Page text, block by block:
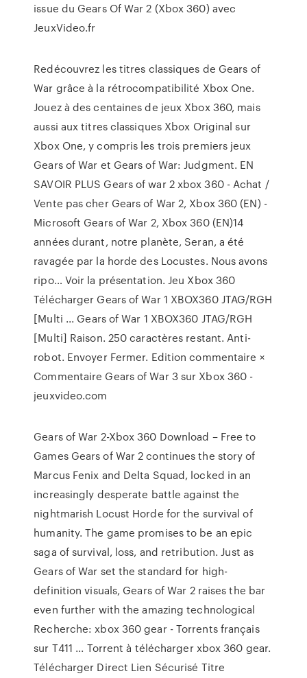
issue du Gears Of War 2 (Xbox 360) avec
JeuxVideo.fr
Redécouvrez les titres classiques de Gears of
War grâce à la rétrocompatibilité Xbox One.
Jouez à des centaines de jeux Xbox 360, mais
aussi aux titres classiques Xbox Original sur
Xbox One, y compris les trois premiers jeux
Gears of War et Gears of War: Judgment. EN
SAVOIR PLUS Gears of war 2 xbox 360 - Achat /
Vente pas cher Gears of War 2, Xbox 360 (EN) -
Microsoft Gears of War 2, Xbox 360 (EN)14
années durant, notre planète, Seran, a été
ravagée par la horde des Locustes. Nous avons
ripo… Voir la présentation. Jeu Xbox 360
Télécharger Gears of War 1 XBOX360 JTAG/RGH
[Multi ... Gears of War 1 XBOX360 JTAG/RGH
[Multi] Raison. 250 caractères restant. Anti-
robot. Envoyer Fermer. Edition commentaire ×
Commentaire Gears of War 3 sur Xbox 360 -
jeuxvideo.com
Gears of War 2-Xbox 360 Download – Free to
Games Gears of War 2 continues the story of
Marcus Fenix and Delta Squad, locked in an
increasingly desperate battle against the
nightmarish Locust Horde for the survival of
humanity. The game promises to be an epic
saga of survival, loss, and retribution. Just as
Gears of War set the standard for high-
definition visuals, Gears of War 2 raises the bar
even further with the amazing technological
Recherche: xbox 360 gear - Torrents français
sur T411 ... Torrent à télécharger xbox 360 gear.
Télécharger Direct Lien Sécurisé Titre